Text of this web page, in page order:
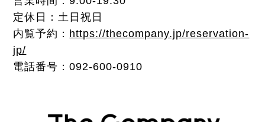
定休日：土日祝日
内覧予約： https://thecompany.jp/reservation-
jp/
電話番号：092-600-0910